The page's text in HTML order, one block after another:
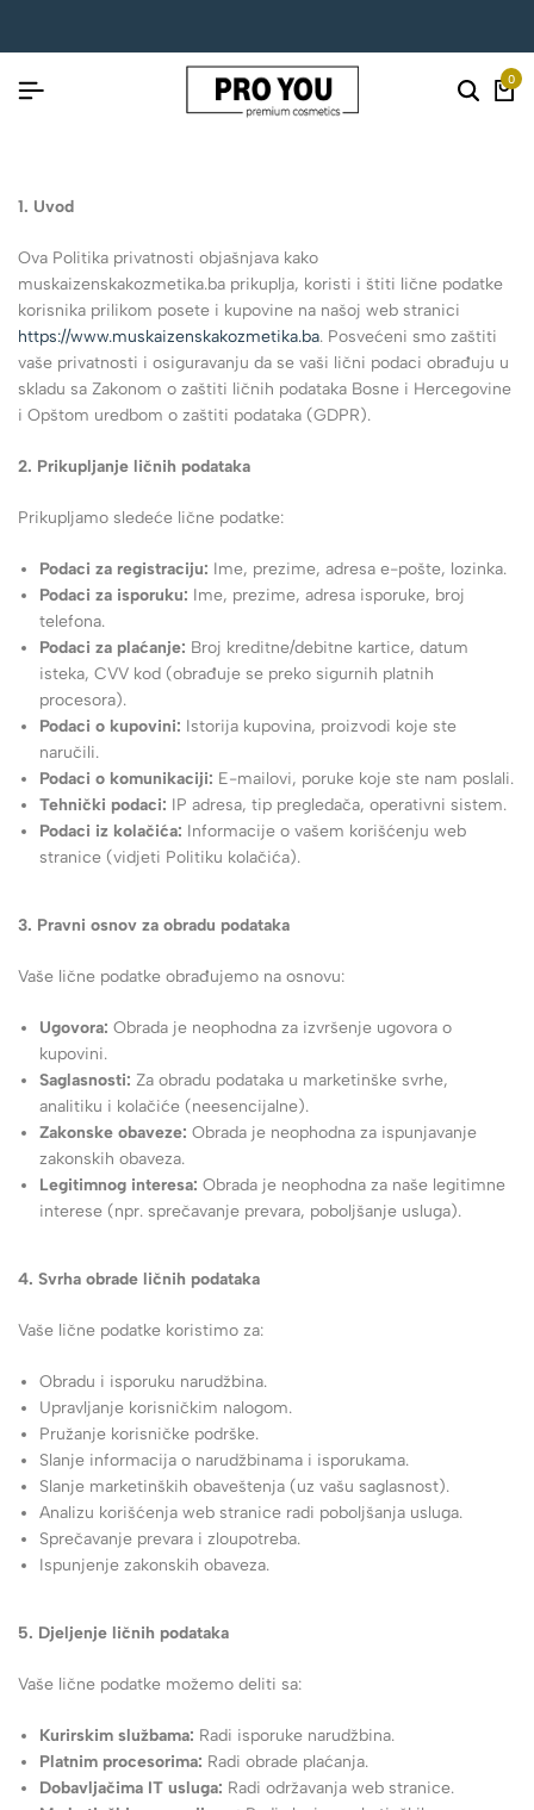
0
1. Uvod
Ova Politika privatnosti objašnjava kako
muskaizenskakozmetika.ba prikuplja, koristi i štiti lične podatke
korisnika prilikom posete i kupovine na našoj web stranici
https://www.muskaizenskakozmetika.ba. Posvećeni smo zaštiti
vaše privatnosti i osiguravanju da se vaši lični podaci obrađuju u
skladu sa Zakonom o zaštiti ličnih podataka Bosne i Hercegovine
i Opštom uredbom o zaštiti podataka (GDPR).
2. Prikupljanje ličnih podataka
Prikupljamo sledeće lične podatke:
Podaci za registraciju: Ime, prezime, adresa e-pošte, lozinka.
Podaci za isporuku: Ime, prezime, adresa isporuke, broj
telefona.
Podaci za plaćanje: Broj kreditne/debitne kartice, datum
isteka, CVV kod (obrađuje se preko sigurnih platnih
procesora).
Podaci o kupovini: Istorija kupovina, proizvodi koje ste
naručili.
Podaci o komunikaciji: E-mailovi, poruke koje ste nam poslali.
Tehnički podaci: IP adresa, tip pregledača, operativni sistem.
Podaci iz kolačića: Informacije o vašem korišćenju web
stranice (vidjeti Politiku kolačića).
3. Pravni osnov za obradu podataka
Vaše lične podatke obrađujemo na osnovu:
Ugovora: Obrada je neophodna za izvršenje ugovora o
kupovini.
Saglasnosti: Za obradu podataka u marketinške svrhe,
analitiku i kolačiće (neesencijalne).
Zakonske obaveze: Obrada je neophodna za ispunjavanje
zakonskih obaveza.
Legitimnog interesa: Obrada je neophodna za naše legitimne
interese (npr. sprečavanje prevara, poboljšanje usluga).
4. Svrha obrade ličnih podataka
Vaše lične podatke koristimo za:
Obradu i isporuku narudžbina.
Upravljanje korisničkim nalogom.
Pružanje korisničke podrške.
Slanje informacija o narudžbinama i isporukama.
Slanje marketinških obaveštenja (uz vašu saglasnost).
Analizu korišćenja web stranice radi poboljšanja usluga.
Sprečavanje prevara i zloupotreba.
Ispunjenje zakonskih obaveza.
5. Djeljenje ličnih podataka
Vaše lične podatke možemo deliti sa:
Kurirskim službama: Radi isporuke narudžbina.
Platnim procesorima: Radi obrade plaćanja.
Dobavljačima IT usluga: Radi održavanja web stranice.